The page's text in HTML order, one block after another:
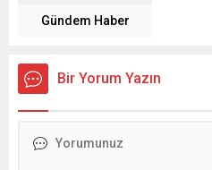
Gündem Haber
Bir Yorum Yazın